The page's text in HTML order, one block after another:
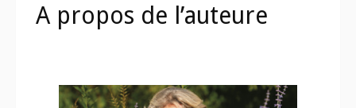
A propos de l’auteure